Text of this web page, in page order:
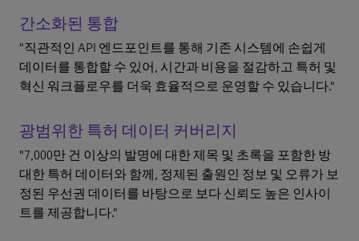
간소화된 통합
"직관적인 API 엔드포인트를 통해 기존 시스템에 손쉽게
데이터를 통합할 수 있어, 시간과 비용을 절감하고 특허 및
혁신 워크플로우를 더욱 효율적으로 운영할 수 있습니다."
광범위한 특허 데이터 커버리지
"7,000만 건 이상의 발명에 대한 제목 및 초록을 포함한 방
대한 특허 데이터와 함께, 정제된 출원인 정보 및 오류가 보
정된 우선권 데이터를 바탕으로 보다 신뢰도 높은 인사이
트를 제공합니다."